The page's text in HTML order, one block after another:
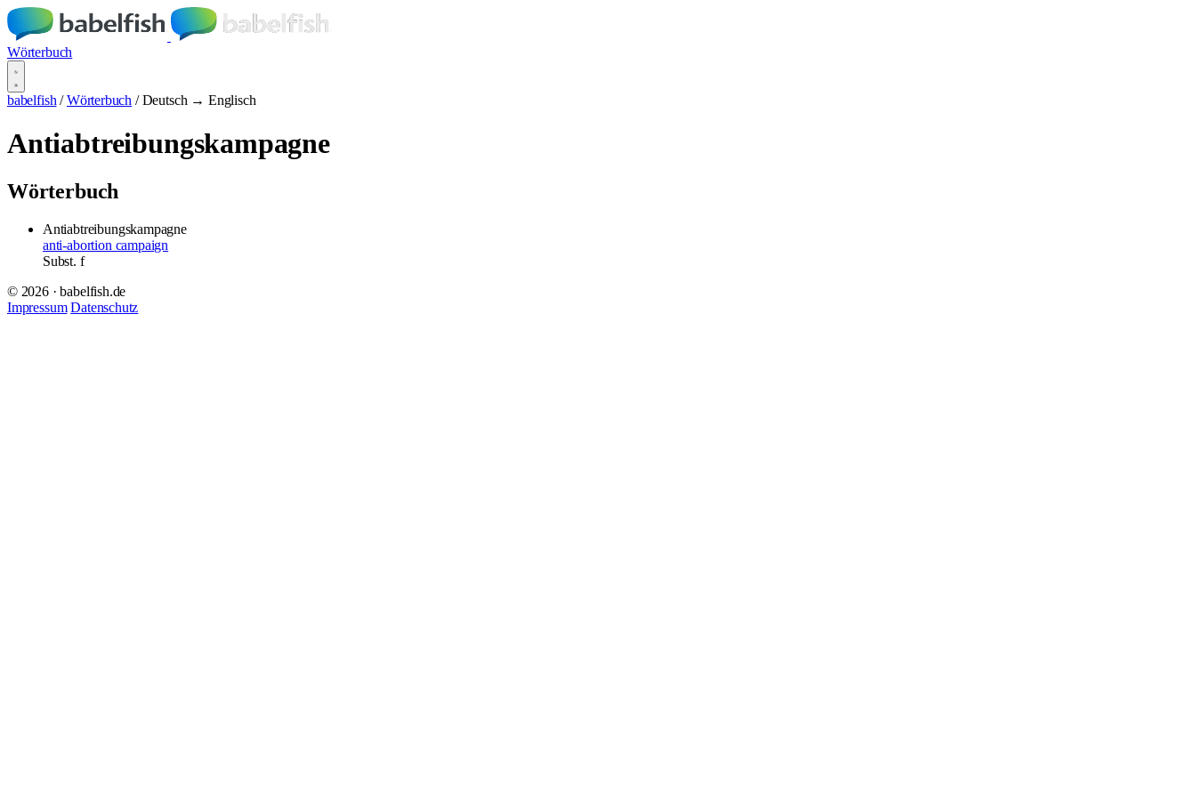
Wörterbuch
babelfish / Wörterbuch / Deutsch → Englisch
Antiabtreibungskampagne
Wörterbuch
Antiabtreibungskampagne
anti-abortion campaign
Subst. f
© 2026 · babelfish.de
Impressum Datenschutz